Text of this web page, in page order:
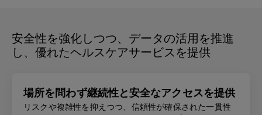
安全性を強化しつつ、データの活用を推進
し、優れたヘルスケアサービスを提供
場所を問わず継続性と安全なアクセスを提供
リスクや複雑性を抑えつつ、信頼性が確保された一貫性